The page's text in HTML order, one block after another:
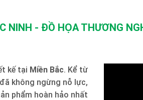
NINH - ĐỒ HỌA THƯƠNG
kế tại Miền Bắc. Kể từ
đã không ngừng nỗ lực,
phẩm hoàn hảo nhất